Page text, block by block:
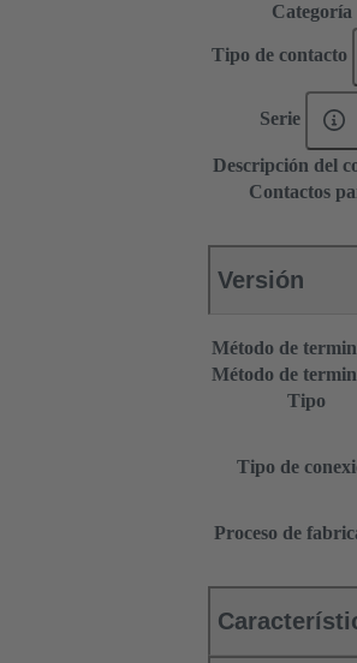
Categoría
Tipo de contacto
Serie
Descripción del
Contactos
Versión
Método de
Método de
Tipo
Tipo de
Proceso de